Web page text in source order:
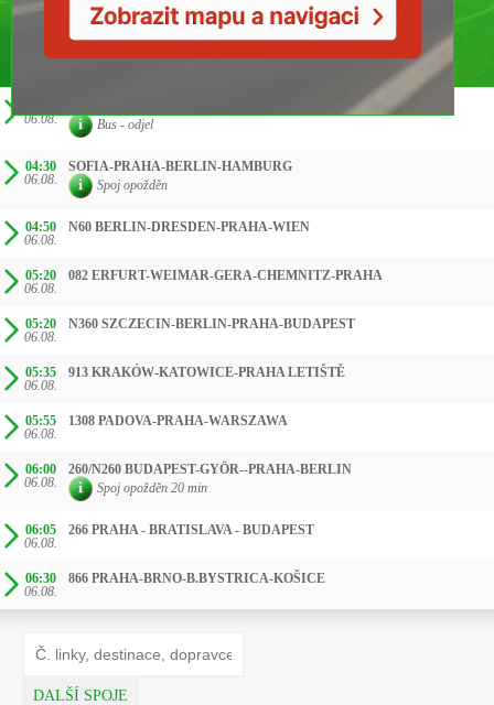
06.08.
260/N260 BUDAPEST-GYÖR--PRAHA-BERLIN
Bus - odjel
04:30
06.08.
SOFIA-PRAHA-BERLIN-HAMBURG
Spoj opožděn
04:50
06.08.
N60 BERLIN-DRESDEN-PRAHA-WIEN
05:20
06.08.
082 ERFURT-WEIMAR-GERA-CHEMNITZ-PRAHA
05:20
06.08.
N360 SZCZECIN-BERLIN-PRAHA-BUDAPEST
05:35
06.08.
913 KRAKÓW-KATOWICE-PRAHA LETIŠTĚ
05:55
06.08.
1308 PADOVA-PRAHA-WARSZAWA
06:00
06.08.
260/N260 BUDAPEST-GYÖR--PRAHA-BERLIN
Spoj opožděn 20 min
06:05
06.08.
266 PRAHA - BRATISLAVA - BUDAPEST
06:30
06.08.
866 PRAHA-BRNO-B.BYSTRICA-KOŠICE
DALŠÍ SPOJE